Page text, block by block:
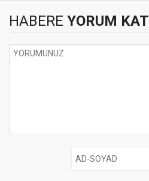
HABERE YORUM KAT